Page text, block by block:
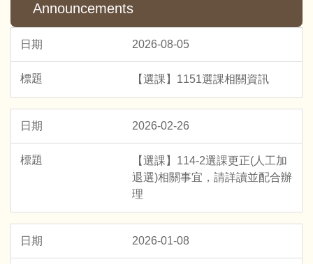
Announcements
2026-08-05
【選課】1151選課相關資訊
2026-02-26
【選課】114-2選課更正(人工加
退選)相關事宜，請詳讀並配合辦
理
2026-01-08
【賀!】本系3A 鈴木結子同學於2026年05月參加